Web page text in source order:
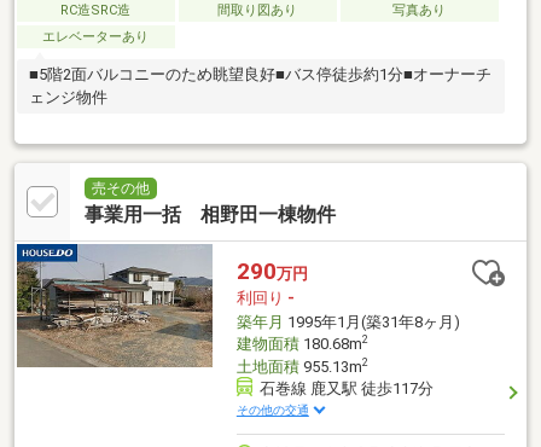
RC造SRC造 間取り図あり
写真あり
エレベーターあり
■5階2面バルコニーのため眺望良好■バス停徒歩約1分■オーナーチ
ェンジ物件
売その他
事業用一括 相野田一棟物件
290万円
利回り -
築年月 1995年1月(築31年8ヶ月)
建物面積180.68m2
土地面積955.13m2
石巻線 鹿又駅 徒歩117分
その他の交通